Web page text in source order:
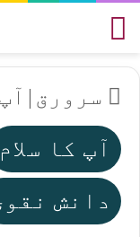
سرورق |
آپ کا سلام
دانش